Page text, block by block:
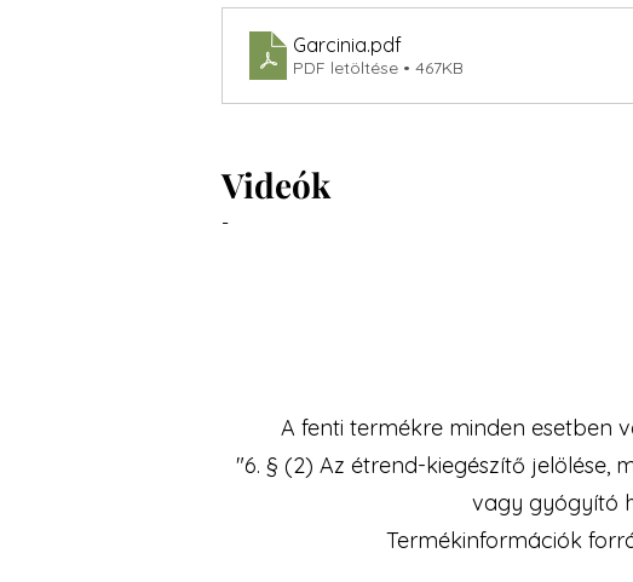
Garcinia.pdf
PDF letöltése • 467KB
Videók
-
A fenti termékre minden esetben
"6. § (2) Az étrend-kiegészítő jelölése,
vagy gyógyító
Termékinformációk